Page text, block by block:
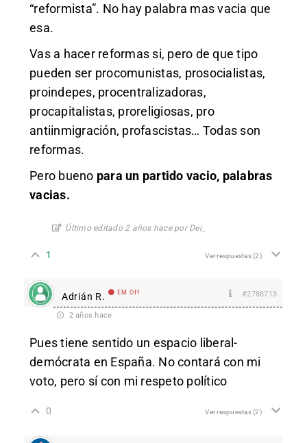
“reformista”. No hay palabra mas vacia que
esa.
Vas a hacer reformas si, pero de que tipo
pueden ser procomunistas, prosocialistas,
proindepes, procentralizadoras,
procapitalistas, proreligiosas, pro
antiinmigración, profascistas… Todas son
reformas.
Pero bueno para un partido vacio, palabras
vacias.
Último editado 2 años hace por Dei_
1 Ver respuestas(2)
Adrián R. EM Off #2788713
2 años hace
Pues tiene sentido un espacio liberal-
demócrata en España. No contará con mi
voto, pero sí con mi respeto político
0 Ver respuestas(2)